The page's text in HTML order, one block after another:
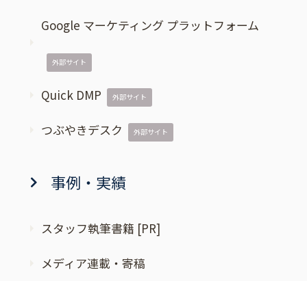
Google マーケティング プラットフォーム
外部サイト
Quick DMP 外部サイト
つぶやきデスク 外部サイト
事例・実績
スタッフ執筆書籍 [PR]
メディア連載・寄稿